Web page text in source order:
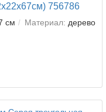
756786
см Материал: дерево